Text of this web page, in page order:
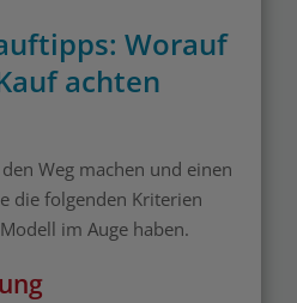
Worauf
achten
Weg machen und einen
die folgenden Kriterien
im Auge haben.